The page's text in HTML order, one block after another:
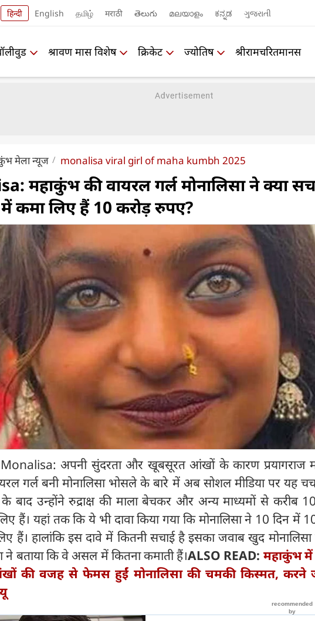
हिन्दी English தமிழ் मराठी తెలుగు മലയാളം ಕನ್ನಡ ગુજરાતી
श्रावण मास विशेष क्रिकेट ज्योतिष श्रीरामचरितमानस
कुंभ मेला न्यूज monalisa viral girl of maha kumbh 2025
महाकुंभ की वायरल गर्ल मोनालिसा ने क्या
कमा लिए हैं 10 करोड़ रुपए?
अपनी सुंदरता और खूबसूरत आंखों के कारण प्रयागराज
गर्ल बनी मोनालिसा भोसले के बारे में अब सोशल मीडिया पर यह
बाद उन्होंने रुद्राक्ष की माला बेचकर और अन्य माध्यमों से करीब
हैं। यहां तक कि ये भी दावा किया गया कि मोनालिसा ने 10 दिन में
हैं। हालांकि इस दावे में कितनी सचाई है इसका जवाब खुद मोनालिसा
ने बताया कि वे असल में कितना कमाती हैं।ALSO READ: महाकुंभ
की वजह से फेमस हुईं मोनालिसा की चमकी किस्मत, करने